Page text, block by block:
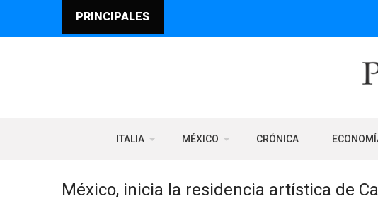
PRINCIPALES
ITALIA MÉXICO CRÓNICA
México, inicia la residencia artística de